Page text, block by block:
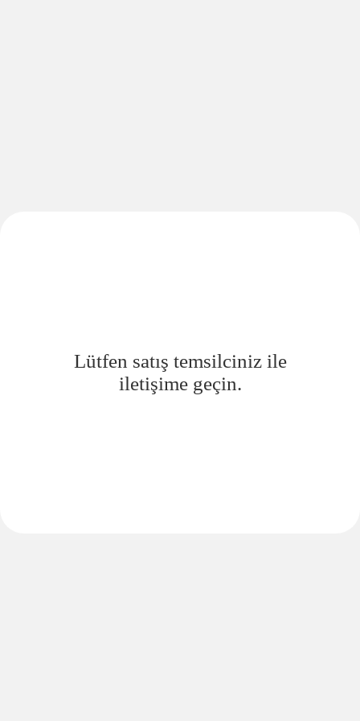
Lütfen satış temsilciniz ile
iletişime geçin.